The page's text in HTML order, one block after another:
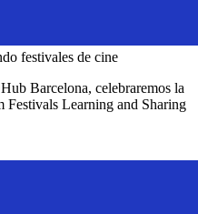
festivales de cine
Barcelona, celebraremos la
Learning and Sharing